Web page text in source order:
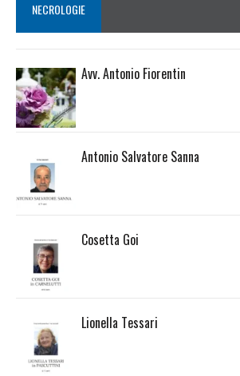
NECROLOGIE
Avv. Antonio Fiorentin
Antonio Salvatore Sanna
Cosetta Goi
Lionella Tessari